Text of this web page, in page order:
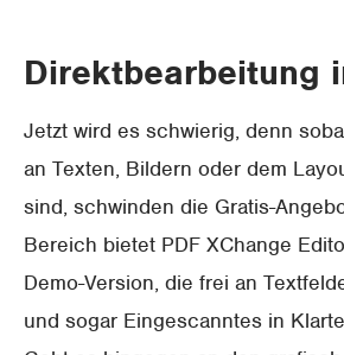
Direktbearbeitung
Jetzt wird es schwierig, denn
an Texten, Bildern oder dem
sind, schwinden die Gratis-
Bereich bietet PDF XChange
Demo-Version, die frei an
und sogar Eingescanntes in